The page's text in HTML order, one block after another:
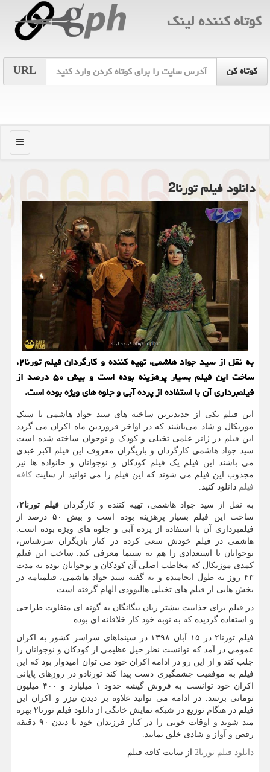
كوتاه كننده لینك
URL
منو
دانلود فیلم تورنا2
به نقل از سید جواد هاشمی، تهیه كننده و كارگردان فیلم تورنا۲،
ساخت این فیلم بسیار پرهزینه بوده است و بیش ۵۰ درصد از
فیلمبرداری آن با استفاده از پرده آبی و جلوه های ویژه بوده است.
این فیلم یکی از جدیدترین ساخته های سید جواد هاشمی با سبک
موزیکال و شاد می‌باشند که در اواخر فروردین ماه اکران می گردد
این فیلم در ژانر علمی تخیلی و کودک و نوجوان ساخته شده است
سید جواد هاشمی کارگردان و بازیگران معروف این فیلم اکبر عبدی
می باشند این فیلم یک فیلم کودکان و نوجوانان و خانواده ها نیز
مجذوب این فیلم می شوند که این فیلم را می توانید از سایت کافه
فیلم دانلود کنید.
به نقل از سید جواد هاشمی، تهیه کننده و کارگردان فیلم تورنا۲،
ساخت این فیلم بسیار پرهزینه بوده است و بیش ۵۰ درصد از
فیلمبرداری آن با استفاده از پرده آبی و جلوه های ویژه بوده است.
هاشمی در فیلم خودش سعی کرده در کنار بازیگران سرشناس،
نوجوانان با استعدادی را هم به سینما معرفی کند. ساخت این فیلم
کمدی موزیکال که مخاطب اصلی آن کودکان و نوجوانان بوده به مدت
۴۳ روز به طول انجامیده و به گفته سید جواد هاشمی، فیلمنامه در
بخش هایی از فیلم های تخیلی هالیوودی الهام گرفته است.
در فیلم برای جذابیت بیشتر زبان بیگانگان به گونه ای متفاوت طراحی
و استفاده گردیده که به نوبه خود کار خلاقانه ای بوده.
فیلم تورنا۲ در ۱۵ آبان ۱۳۹۸ در سینماهای سراسر کشور به اکران
عمومی در آمد که توانست نظر خیل عظیمی از کودکان و نوجوانان را
جلب کند و از این رو در ادامه اکران خود می توان امیدوار بود که این
فیلم به موفقیت چشمگیری دست پیدا کند تورنادو در روزهای پایانی
اکران خود توانست به فروش گیشه حدود ۱ میلیارد و ۴۰۰ میلیون
تومانی برسد. در ادامه می توانید علاوه بر دیدن تیزر و اکران این
فیلم در هنگام توزیع در شبکه نمایش خانگی از دانلود فیلم تورنا۲ بهره
مند شوید و اوقات خوبی را در کنار فرزندان خود با دیدن ۹۰ دقیقه
رقص و آواز و شادی خلق نمایید.
دانلود فیلم تورنا2
از سایت کافه فیلم